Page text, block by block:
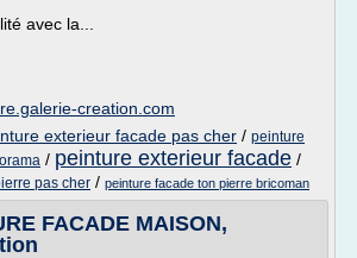
avec la...
creation.com
exterieur facade pas cher / peinture
/ peinture exterieur facade /
pas cher / peinture facade ton pierre bricoman
FACADE MAISON,